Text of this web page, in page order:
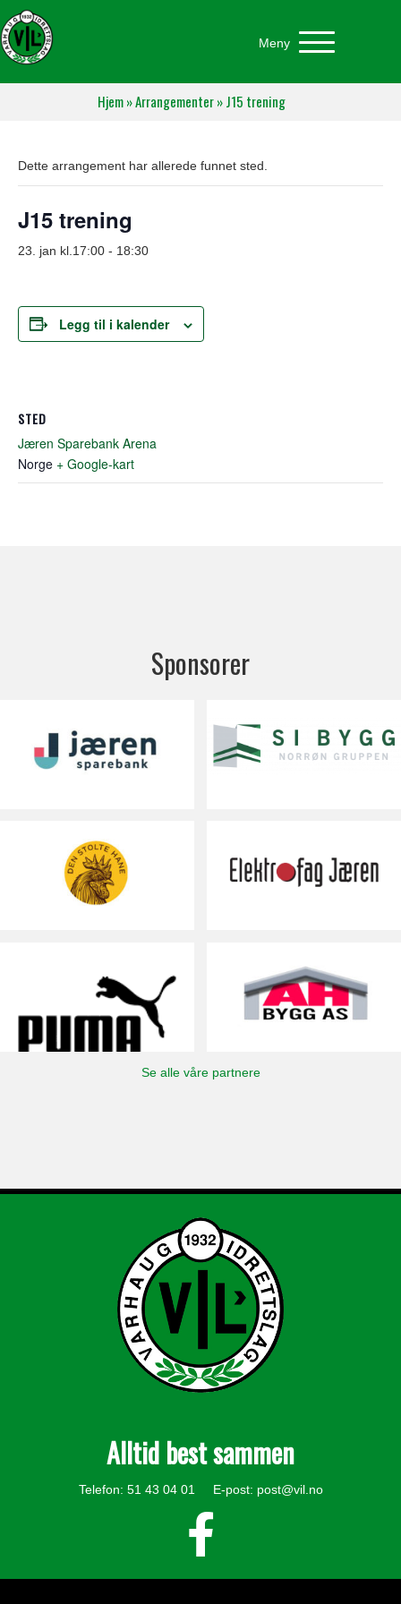
Meny
Hjem»Arrangementer»J15 trening
Dette arrangement har allerede funnet sted.
J15 trening
23. jan kl.17:00 - 18:30
Legg til i kalender
STED
Jæren Sparebank Arena
Norge + Google-kart
Sponsorer
Se alle våre partnere
Alltid best sammen
Telefon: 51 43 04 01 E-post: post@vil.no